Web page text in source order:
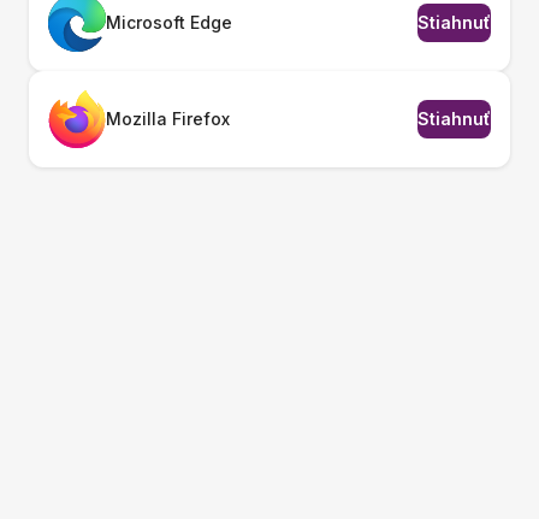
Microsoft Edge Stiahnuť
Mozilla Firefox Stiahnuť